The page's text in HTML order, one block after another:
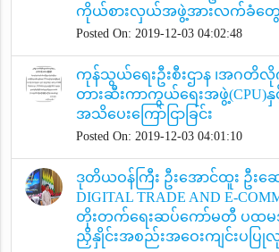
ကိုယ်စားလှယ်အဖွဲ့အားလက်ခံတွ
Posted On: 2019-12-03 04:02:48
ကုန်သွယ်ရေးဦးစီးဌာန ၊အဂတိလို
တားဆီးကာကွယ်ရေးအဖွဲ့
အသိပေးကြော်ငြာခြင်း
Posted On: 2019-12-03 04:01:10
ဒုတိယဝန်ကြီး ဦးအောင်ထူး ဦးဆ
DIGITAL TRADE AND E-
တိုးတက်ရေးဆပ်ကော်မတီ ပထမ
ညှိနှိုင်းအစည်းအဝေးကျင်းပပြု